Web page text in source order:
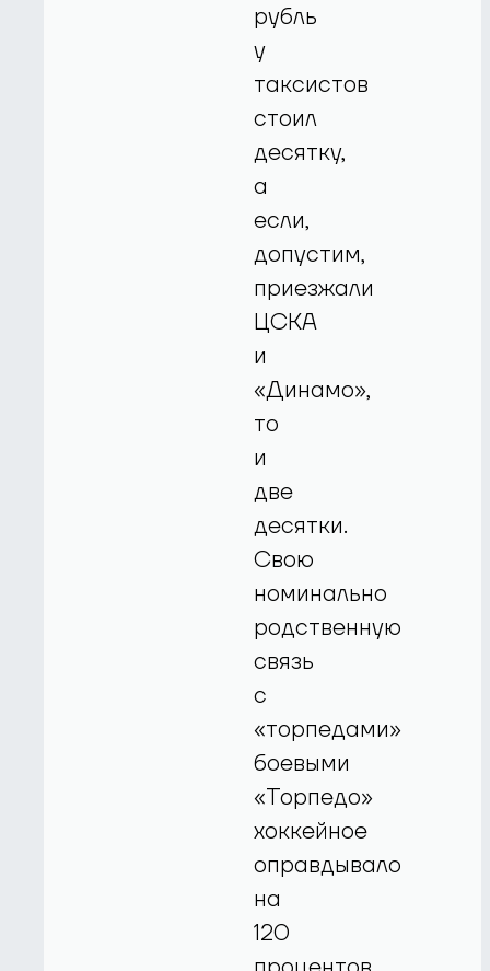
рубль
у
таксистов
стоил
десятку,
а
если,
допустим,
приезжали
ЦСКА
и
«Динамо»,
то
и
две
десятки.
Свою
номинально
родственную
связь
с
«торпедами»
боевыми
«Торпедо»
хоккейное
оправдывало
на
120